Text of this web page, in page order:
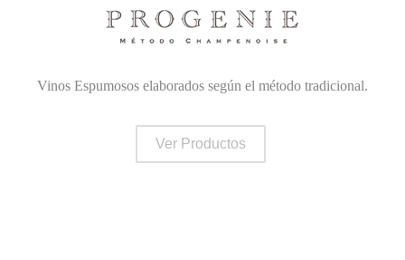
Vinos Espumosos elaborados según el método tradicional.
Ver Productos